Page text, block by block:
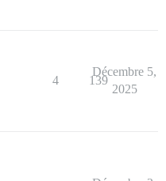
4 139
Décembre 5,
2025